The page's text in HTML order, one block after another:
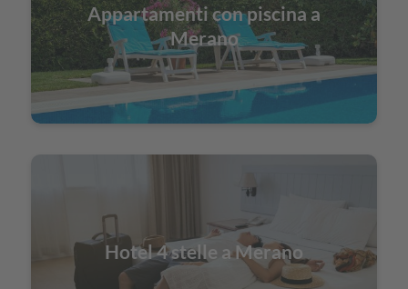
Appartamenti con piscina a
Merano
Hotel 4 stelle a Merano